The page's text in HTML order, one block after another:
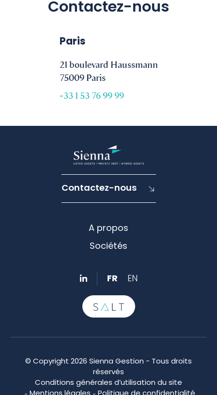
Contactez-nous
Paris
21 boulevard Haussmann
75009 Paris
+33 1 53 76 99 99
Contactez-nous
A propos
Sociétés
FR EN
© Copyright 2026 Sienna Gestion - Tous droits
réservés
Conditions générales d’utilisation du site